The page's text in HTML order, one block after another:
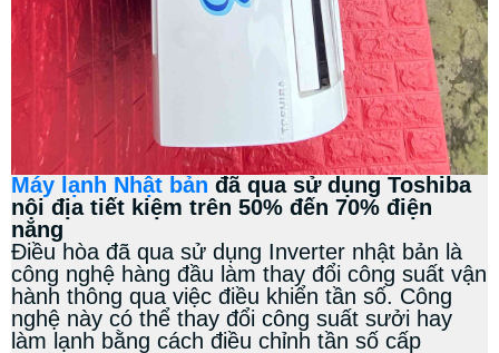
Máy lạnh Nhật bản đã qua sử dụng Toshiba
nội địa tiết kiệm trên 50% đến 70% điện
năng
Điều hòa đã qua sử dụng Inverter nhật bản là
công nghệ hàng đầu làm thay đổi công suất vận
hành thông qua việc điều khiển tần số. Công
nghệ này có thể thay đổi công suất sưởi hay
làm lạnh bằng cách điều chỉnh tần số cấp